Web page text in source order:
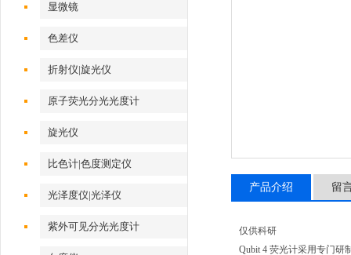
显微镜
色差仪
折射仪|旋光仪
原子荧光分光光度计
旋光仪
比色计|色度测定仪
光泽度仪|光泽仪
紫外可见分光光度计
产品介绍 留
仅供科研
Qubit 4 荧光计采用专门研